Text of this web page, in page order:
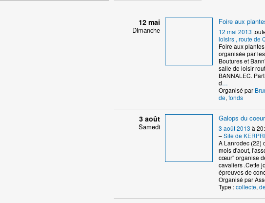
12 mai
Dimanche
Foire aux
12 mai 2013
loisirs , route de
Foire aux
organisée par
Boutures et
salle de loisir
BANNALEC.
d…
Organisé par
de,fonds
3 août
Samedi
Galops du coeur
3 août 2013 à
–Site de
A Lanrodec (22)
mois d'aout,
cœur" organise
cavaliers .Cette
épreuves de
Organisé par
Type :collecte, de